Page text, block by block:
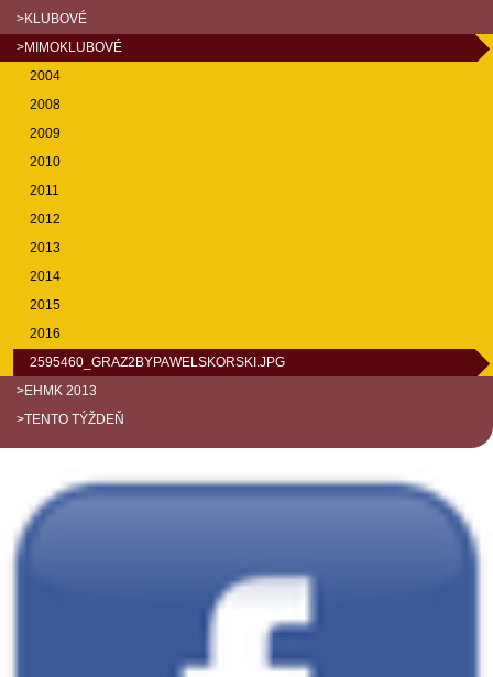
>KLUBOVÉ
>MIMOKLUBOVÉ
2004
2008
2009
2010
2011
2012
2013
2014
2015
2016
2595460_GRAZ2BYPAWELSKORSKI.JPG
>EHMK 2013
>TENTO TÝŽDEŇ